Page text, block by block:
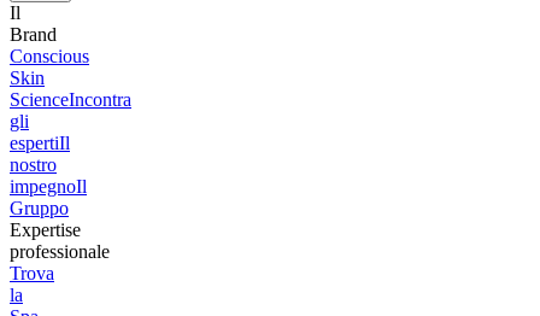
Il
Brand
Conscious
Skin
ScienceIncontra
gli
espertiIl
nostro
impegnoIl
Gruppo
Expertise
professionale
Trova
la